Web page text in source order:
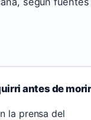
antes de
la prensa del